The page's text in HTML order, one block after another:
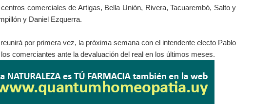
comerciales de Artigas, Bella Unión, Rivera, Tacuarembó, Salto y
y Daniel Ezquerra.
por primera vez, la próxima semana con el intendente electo Pablo
comerciantes ante la devaluación del real en los últimos meses.